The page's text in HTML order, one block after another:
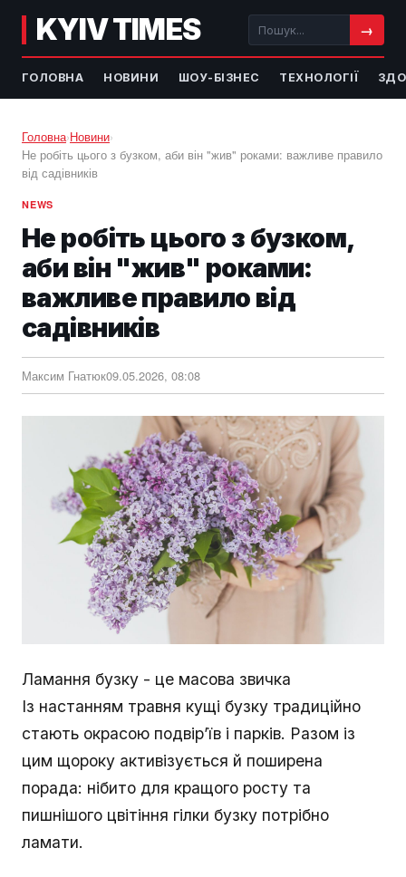
KYIV TIMES →
ГОЛОВНА НОВИНИ ШОУ-БІЗНЕС ТЕХНОЛОГІЇ
Головна›Новини›
Не робіть цього з бузком, аби він "жив" роками: важливе правило
від садівників
NEWS
Не робіть цього з бузком,
аби він "жив" роками:
важливе правило від
садівників
Максим Гнатюк09.05.2026, 08:08
Ламання бузку - це масова звичка
Із настанням травня кущі бузку традиційно
стають окрасою подвір’їв і парків. Разом із
цим щороку активізується й поширена
порада: нібито для кращого росту та
пишнішого цвітіння гілки бузку потрібно
ламати.